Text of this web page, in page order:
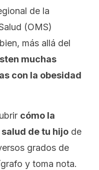
de la
(OMS)
más allá del
muchas
con la obesidad
cómo la
de tu hijo de
grados de
y toma nota.